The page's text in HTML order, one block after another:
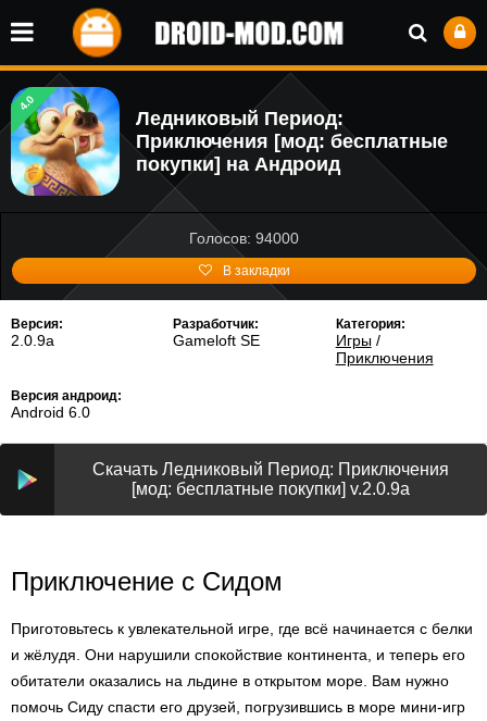
4.0
Ледниковый Период:
Приключения [мод: бесплатные
покупки] на Андроид
Голосов: 94000
В закладки
Версия:
2.0.9a
Разработчик:
Gameloft SE
Категория:
Игры/
Приключения
Версия андроид:
Android 6.0
Скачать Ледниковый Период: Приключения
[мод: бесплатные покупки] v.2.0.9a
Приключение с Сидом
Приготовьтесь к увлекательной игре, где всё начинается с белки
и жёлудя. Они нарушили спокойствие континента, и теперь его
обитатели оказались на льдине в открытом море. Вам нужно
помочь Сиду спасти его друзей, погрузившись в море мини-игр